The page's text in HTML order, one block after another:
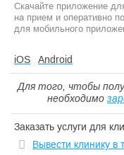
Скачайте приложение
на прием и оперативно
для мобильного
iOS Android
Для того, чтобы
необходимо
Заказать услуги для
Вывести клинику в